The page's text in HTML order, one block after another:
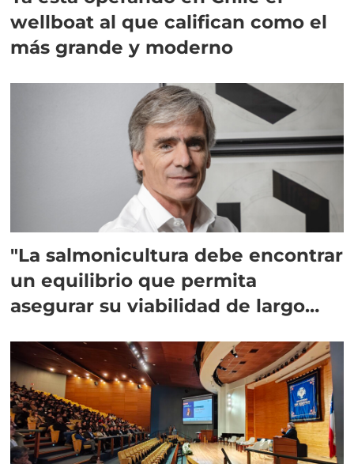
wellboat al que califican como el
más grande y moderno
"La salmonicultura debe encontrar
un equilibrio que permita
asegurar su viabilidad de largo